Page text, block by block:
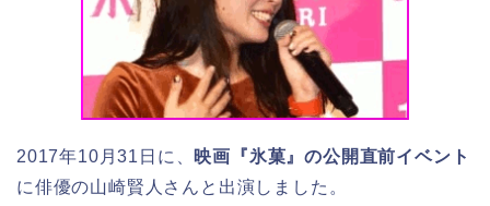
2017年10月31日に、 映画『氷菓』の公開直前イベント
に俳優の山崎賢人さんと出演しました。